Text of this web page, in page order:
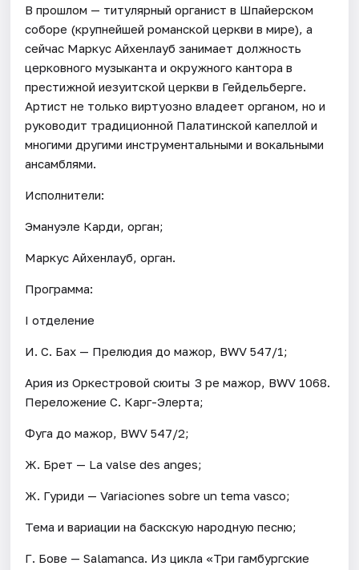
В прошлом — титулярный органист в Шпайерском
соборе (крупнейшей романской церкви в мире), а
сейчас Маркус Айхенлауб занимает должность
церковного музыканта и окружного кантора в
престижной иезуитской церкви в Гейдельберге.
Артист не только виртуозно владеет органом, но и
руководит традиционной Палатинской капеллой и
многими другими инструментальными и вокальными
ансамблями.
Исполнители:
Эмануэле Карди, орган;
Маркус Айхенлауб, орган.
Программа:
I отделение
И. С. Бах — Прелюдия до мажор, BWV 547/1;
Ария из Оркестровой сюиты 3 ре мажор, BWV 1068.
Переложение С. Карг-Элерта;
Фуга до мажор, BWV 547/2;
Ж. Брет — La valse des anges;
Ж. Гуриди — Variaciones sobre un tema vasco;
Тема и вариации на баскскую народную песню;
Г. Бове — Salamanca. Из цикла «Три гамбургские